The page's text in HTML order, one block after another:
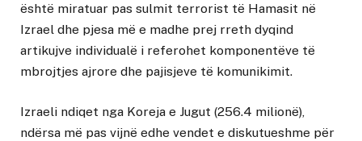
është miratuar pas sulmit terrorist të Hamasit në
Izrael dhe pjesa më e madhe prej rreth dyqind
artikujve individualë i referohet komponentëve të
mbrojtjes ajrore dhe pajisjeve të komunikimit.
Izraeli ndiqet nga Koreja e Jugut (256.4 milionë),
ndërsa më pas vijnë edhe vendet e diskutueshme për